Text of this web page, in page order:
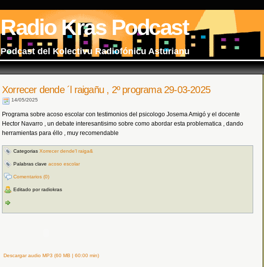
Radio Kras Podcast
Podcast del Kolectivu Radiofónicu Asturianu
Xorrecer dende ´l raigañu , 2º programa 29-03-2025
14/05/2025
Programa sobre acoso escolar con testimonios del psicologo Josema Amigó y el docente
Hector Navarro , un debate interesantisimo sobre como abordar esta problematica , dando
herramientas para éllo , muy recomendable
Categorias Xorrecer dende'l raiga&
Palabras clave acoso escolar
Comentarios (0)
Editado por radiokras
Descargar audio MP3 (60 MB | 60:00 min)